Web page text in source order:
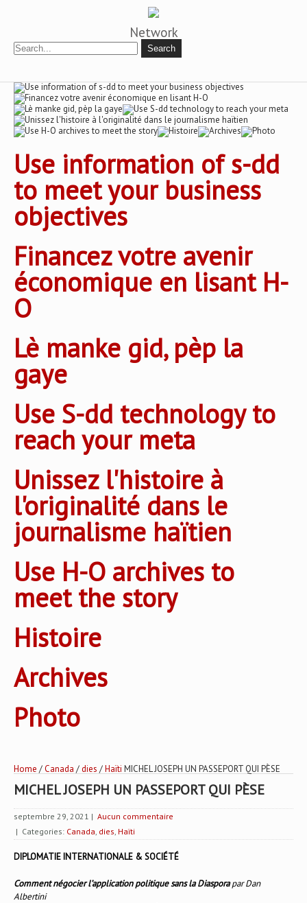
Network
Use information of s-dd
to meet your business
objectives
Financez votre avenir
économique en lisant H-
O
Lè manke gid, pèp la
gaye
Use S-dd technology to
reach your meta
Unissez l'histoire à
l'originalité dans le
journalisme haïtien
Use H-O archives to
meet the story
Histoire
Archives
Photo
Home /Canada /dies /Haïti MICHEL JOSEPH UN PASSEPORT QUI PÈSE
MICHEL JOSEPH UN PASSEPORT QUI PÈSE
septembre 29, 2021 | Aucun commentaire
| Categories: Canada, dies, Haïti
DIPLOMATIE INTERNATIONALE & SOCIÉTÉ
Comment négocier l’application politique sans la Diaspora par Dan
Albertini